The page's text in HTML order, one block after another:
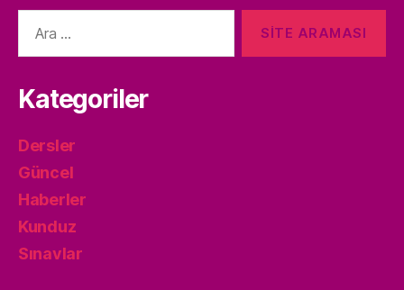
yap:
Kategoriler
Dersler
Güncel
Haberler
Kunduz
Sınavlar